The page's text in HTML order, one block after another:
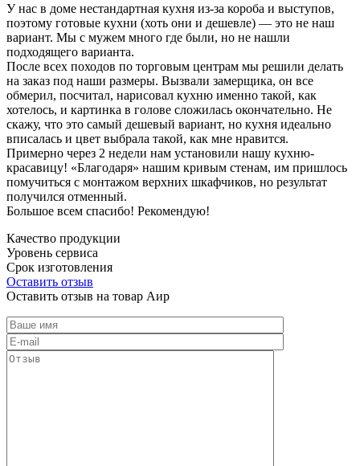
У нас в доме нестандартная кухня из-за короба и выступов,
поэтому готовые кухни (хоть они и дешевле) — это не наш
вариант. Мы с мужем много где были, но не нашли
подходящего варианта.
После всех походов по торговым центрам мы решили делать
на заказ под наши размеры. Вызвали замерщика, он все
обмерил, посчитал, нарисовал кухню именно такой, как
хотелось, и картинка в голове сложилась окончательно. Не
скажу, что это самый дешевый вариант, но кухня идеально
вписалась и цвет выбрала такой, как мне нравится.
Примерно через 2 недели нам установили нашу кухню-
красавицу! «Благодаря» нашим кривым стенам, им пришлось
помучиться с монтажом верхних шкафчиков, но результат
получился отменный.
Большое всем спасибо! Рекомендую!
Качество продукции
Уровень сервиса
Срок изготовления
Оставить отзыв
Оставить отзыв на товар Аир